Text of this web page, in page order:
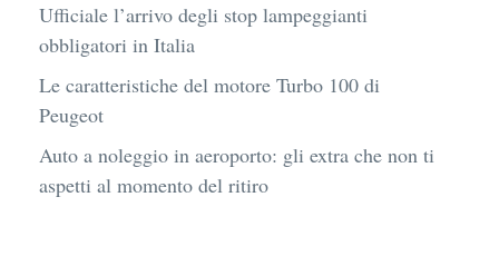
Ufficiale l’arrivo degli stop lampeggianti
obbligatori in Italia
Le caratteristiche del motore Turbo 100 di
Peugeot
Auto a noleggio in aeroporto: gli extra che non ti
aspetti al momento del ritiro